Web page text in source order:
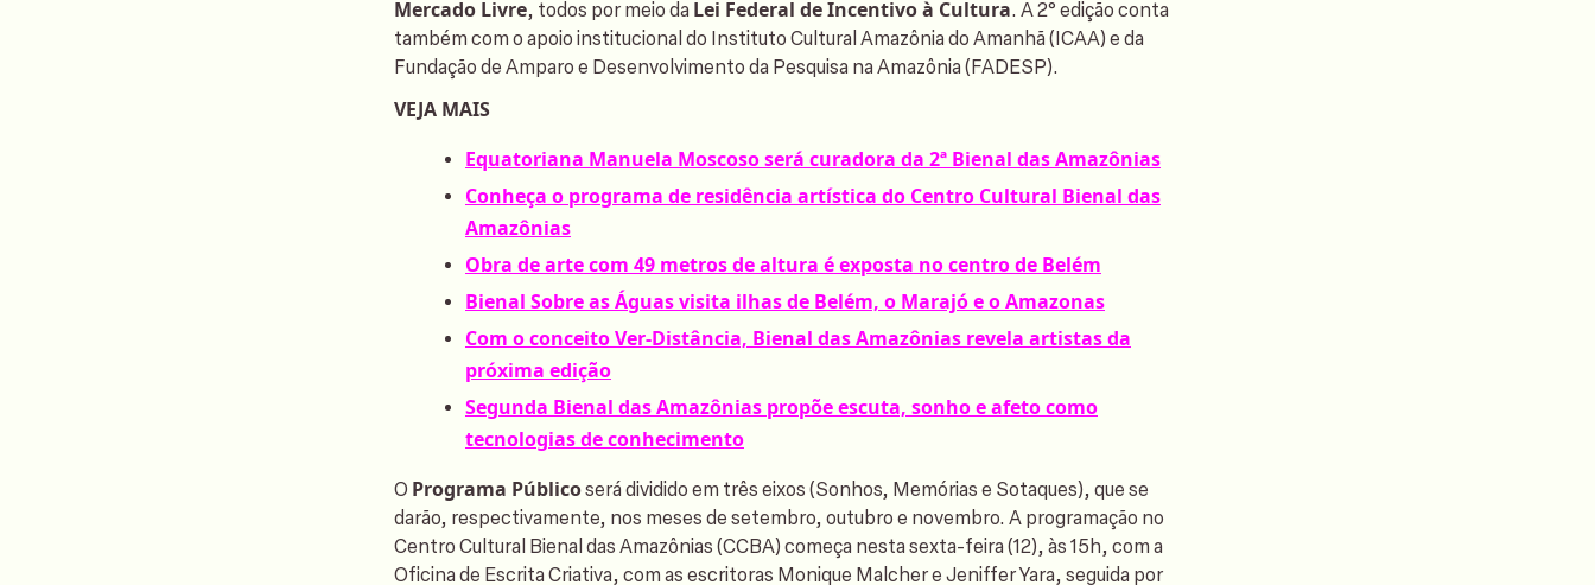
Mercado Livre, todos por meio da Lei Federal de Incentivo à Cultura. A 2° edição conta
também com o apoio institucional do Instituto Cultural Amazônia do Amanhã (ICAA) e da
Fundação de Amparo e Desenvolvimento da Pesquisa na Amazônia (FADESP).
VEJA MAIS
Equatoriana Manuela Moscoso será curadora da 2ª Bienal das Amazônias
Conheça o programa de residência artística do Centro Cultural Bienal das
Amazônias
Obra de arte com 49 metros de altura é exposta no centro de Belém
Bienal Sobre as Águas visita ilhas de Belém, o Marajó e o Amazonas
Com o conceito Ver-Distância, Bienal das Amazônias revela artistas da
próxima edição
Segunda Bienal das Amazônias propõe escuta, sonho e afeto como
tecnologias de conhecimento
O Programa Públicoserá dividido em três eixos (Sonhos, Memórias e Sotaques), que se
darão, respectivamente, nos meses de setembro, outubro e novembro. A programação no
Centro Cultural Bienal das Amazônias (CCBA) começa nesta sexta-feira (12), às 15h, com a
Oficina de Escrita Criativa, com as escritoras Monique Malcher e Jeniffer Yara, seguida por